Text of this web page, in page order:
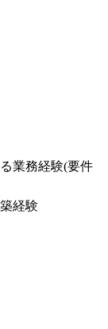
業務経験(要件
経験